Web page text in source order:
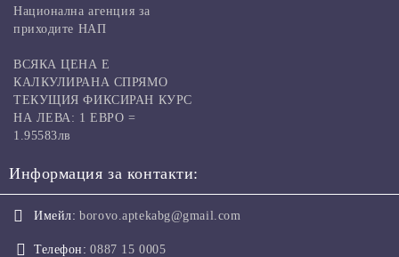
Национална агенция за
приходите НАП
ВСЯКА ЦЕНА Е
КАЛКУЛИРАНА СПРЯМО
ТЕКУЩИЯ ФИКСИРАН КУРС
НА ЛЕВА: 1 ЕВРО =
1.95583лв
Информация за контакти:
Имейл: borovo.aptekabg@gmail.com
Телефон: 0887 15 0005